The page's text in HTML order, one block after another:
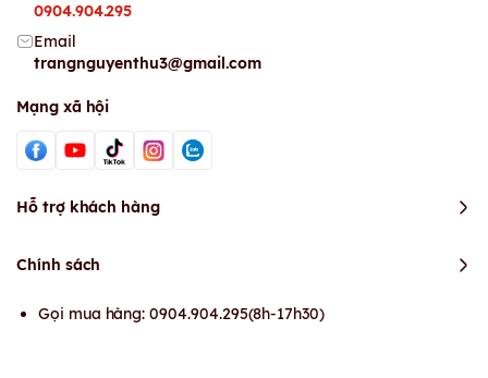
0904.904.295
Email
trangnguyenthu3@gmail.com
Mạng xã hội
Hỗ trợ khách hàng
Chính sách
Gọi mua hàng: 0904.904.295(8h-17h30)